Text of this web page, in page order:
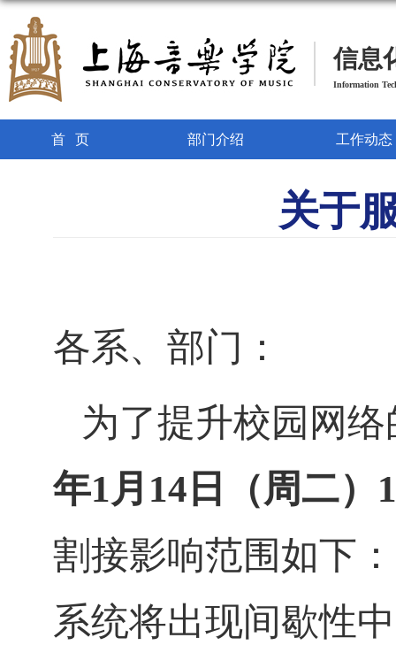
信息
Information
首页 部门介绍 工作动态
关于
各系、部门：
为了提升校园网
年1月14日（周二）
割接影响范围如下
系统将出现间歇性